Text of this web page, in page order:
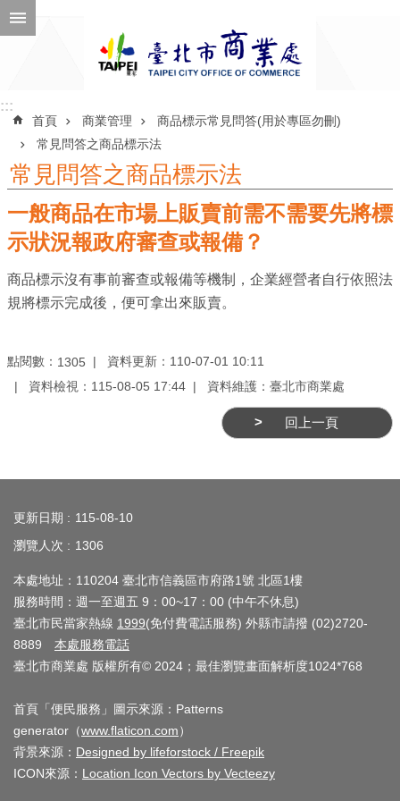
跳到主要內容區塊
公
告
訊
機
紹
線
上
務
公
司
及
業
登
記
::::::
首頁 商業管理
商品標示常見問答(用於專區勿刪)
常見問答之商品標示法
常見問答之商品標示法
一般商品在市場上販賣前需不需要先將標
示狀況報政府審查或報備？
商品標示沒有事前審查或報備等機制，企業經營者自行依照法
規將標示完成後，便可拿出來販賣。
點閱數： 1305
資料更新：110-07-01 10:11
資料檢視：115-08-05 17:44
資料維護：臺北市商業處
回上一頁
更新日期
115-08-10
瀏覽人次
1306
本處地址：110204 臺北市信義區市府路1號 北區1樓
服務時間：週一至週五 9：00~17：00 (中午不休息)
臺北市民當家熱線 1999(免付費電話服務) 外縣市請撥 (02)2720-
8889 本處服務電話
臺北市商業處 版權所有© 2024；最佳瀏覽畫面解析度1024*768
首頁「便民服務」圖示來源：Patterns
generator（www.flaticon.com）
背景來源： Designed by lifeforstock / Freepik
ICON來源： Location Icon Vectors by Vecteezy